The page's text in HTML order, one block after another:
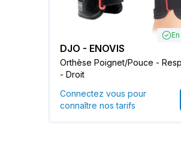
DJO - ENOVIS
Orthèse Poignet/Pouce -
- Droit
Connectez vous pour
connaître nos tarifs